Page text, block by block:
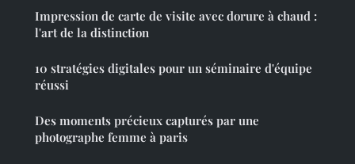
Impression de carte de visite avec dorure à chaud :
l'art de la distinction
10 stratégies digitales pour un séminaire d'équipe
réussi
Des moments précieux capturés par une
photographe femme à paris